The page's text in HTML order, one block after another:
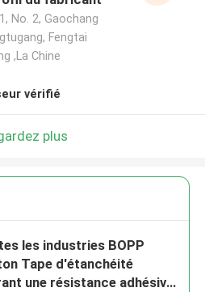
No. 2, Gaochang
Fengtai
,La Chine
vérifié
plus
les industries BOPP
Tape d'étanchéité
une résistance adhésive